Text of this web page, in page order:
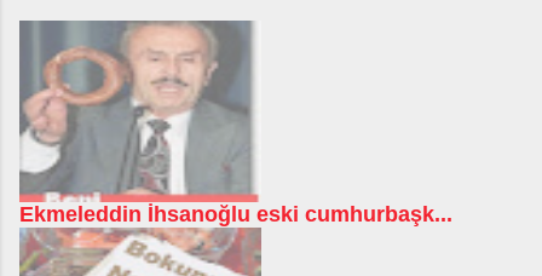
Ekmeleddin İhsanoğlu eski cumhurbaşk...